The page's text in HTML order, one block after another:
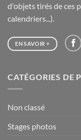
d'objets tirés de ces
calendriers...).
EN SAVOIR +
CATÉGORIES DE
Non classé
Stages photos